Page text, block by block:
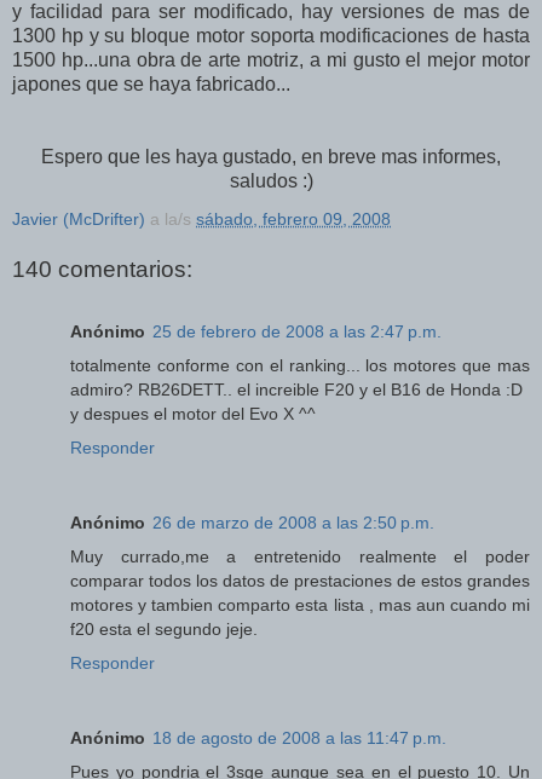
y facilidad para ser modificado, hay versiones de mas de
1300 hp y su bloque motor soporta modificaciones de hasta
1500 hp...una obra de arte motriz, a mi gusto el mejor motor
japones que se haya fabricado...
Espero que les haya gustado, en breve mas informes,
saludos :)
Javier (McDrifter) a la/s sábado, febrero 09, 2008
140 comentarios:
Anónimo 25 de febrero de 2008 a las 2:47 p.m.
totalmente conforme con el ranking... los motores que mas
admiro? RB26DETT.. el increible F20 y el B16 de Honda :D
y despues el motor del Evo X ^^
Responder
Anónimo 26 de marzo de 2008 a las 2:50 p.m.
Muy currado,me a entretenido realmente el poder
comparar todos los datos de prestaciones de estos grandes
motores y tambien comparto esta lista , mas aun cuando mi
f20 esta el segundo jeje.
Responder
Anónimo 18 de agosto de 2008 a las 11:47 p.m.
Pues yo pondria el 3sge aunque sea en el puesto 10. Un